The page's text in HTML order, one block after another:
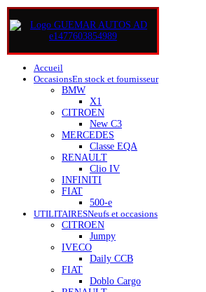
Accueil
OccasionsEn stock et fournisseur
BMW
X1
CITROEN
New C3
MERCEDES
Classe EQA
RENAULT
Clio IV
INFINITI
FIAT
500-e
UTILITAIRESNeufs et occasions
CITROEN
Jumpy
IVECO
Daily CCB
FIAT
Doblo Cargo